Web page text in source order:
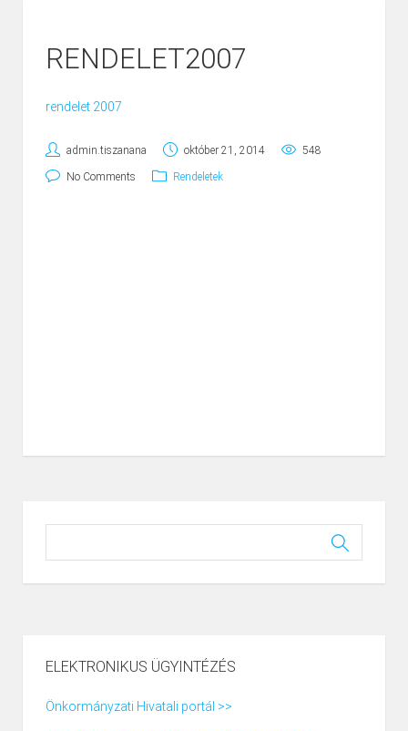
RENDELET2007
rendelet 2007
admin.tiszanana október 21, 2014 548
No Comments Rendeletek
ELEKTRONIKUS ÜGYINTÉZÉS
Önkormányzati Hivatali portál >>